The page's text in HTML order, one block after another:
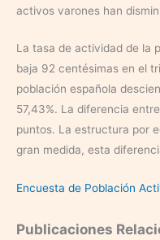
activos varones han
La tasa de actividad de la
baja 92 centésimas en el
población española
57,43%. La diferencia
puntos. La estructura por
gran medida, esta
Encuesta de Población
Publicaciones